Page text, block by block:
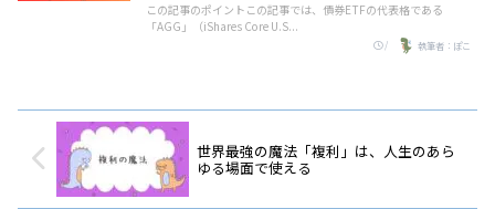
この記事のポイントこの記事では、債券ETFの代表格である
「AGG」（iShares Core U.S...
/ 執筆者：ぽこ
世界最強の魔法「複利」は、人生のあら
ゆる場面で使える